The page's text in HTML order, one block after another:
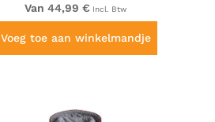
Van 44,99 € Incl. Btw
Voeg toe aan winkelmandje